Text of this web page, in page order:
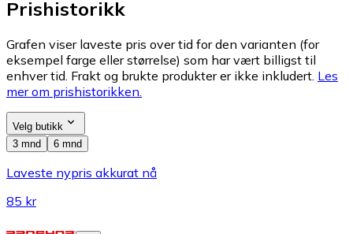
Prishistorikk
Grafen viser laveste pris over tid for den varianten (for
eksempel farge eller størrelse) som har vært billigst til
enhver tid. Frakt og brukte produkter er ikke inkludert. Les
mer om prishistorikken.
Velg butikk
3 mnd
6 mnd
Laveste nypris akkurat nå
85 kr